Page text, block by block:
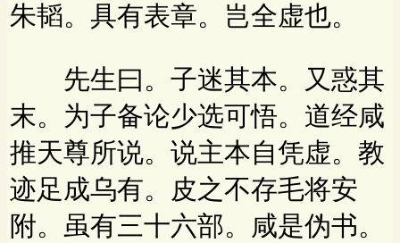
朱韬。具有表章。岂全虚也。
先生曰。子迷其本。又惑其
末。为子备论少选可悟。道经咸
推天尊所说。说主本自凭虚。教
迹足成乌有。皮之不存毛将安
附。虽有三十六部。咸是伪书。